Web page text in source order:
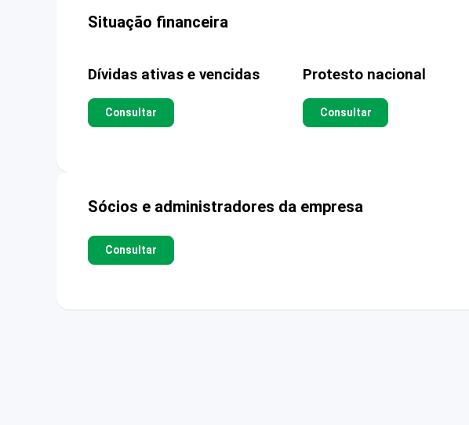
Situação financeira
Dívidas ativas e vencidas
Consultar
Protesto nacional
Consultar
Sócios e administradores da empresa
Consultar